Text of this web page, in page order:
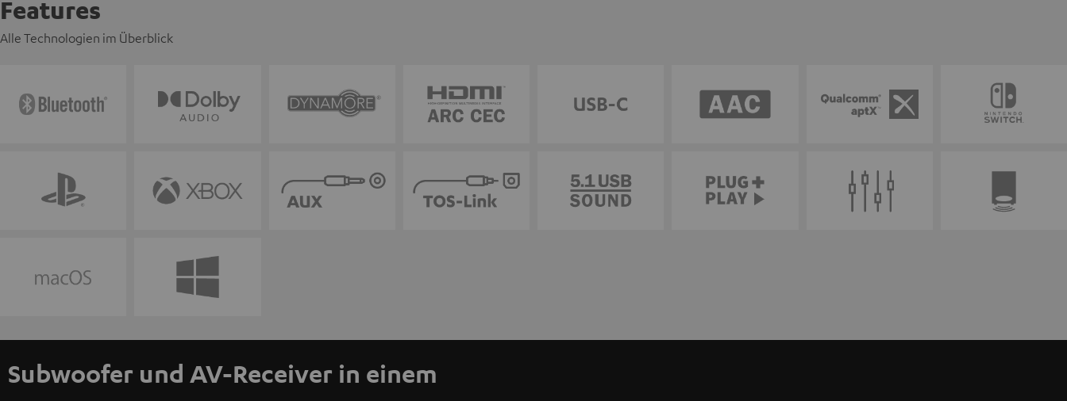
Features
Alle Technologien im Überblick
Subwoofer und AV-Receiver in einem